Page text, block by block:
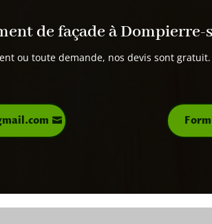
de façade àDompierre-
ou toute demande, nos devis sont gratuit.